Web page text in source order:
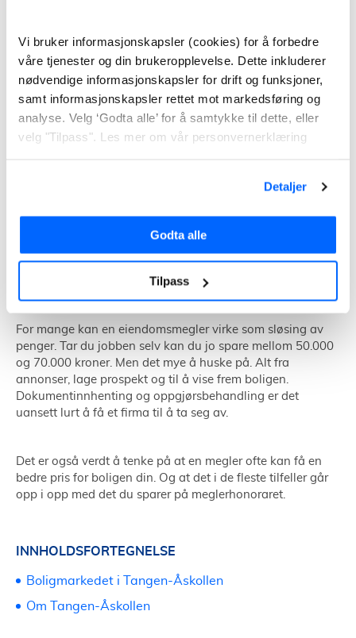
Vi bruker informasjonskapsler (cookies) for å forbedre
våre tjenester og din brukeropplevelse. Dette inkluderer
nødvendige informasjonskapsler for drift og funksjoner,
samt informasjonskapsler rettet mot markedsføring og
analyse. Velg ‘Godta alle’ for å samtykke til dette, eller
velg "Tilpass". Les mer om vår personvernerklæring
Detaljer
Godta alle
Tilpass
For mange kan en eiendomsmegler virke som sløsing av
penger. Tar du jobben selv kan du jo spare mellom 50.000
og 70.000 kroner. Men det mye å huske på. Alt fra
annonser, lage prospekt og til å vise frem boligen.
Dokumentinnhenting og oppgjørsbehandling er det
uansett lurt å få et firma til å ta seg av.
Det er også verdt å tenke på at en megler ofte kan få en
bedre pris for boligen din. Og at det i de fleste tilfeller går
opp i opp med det du sparer på meglerhonoraret.
INNHOLDSFORTEGNELSE
Boligmarkedet i Tangen-Åskollen
Om Tangen-Åskollen